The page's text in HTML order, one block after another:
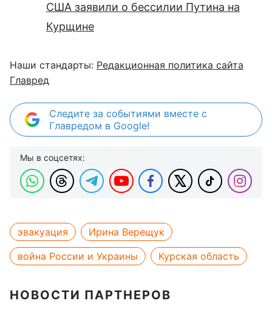
США заявили о бессилии Путина на
Курщине
Наши стандарты: Редакционная политика сайта
Главред
Следите за событиями вместе с
Главредом в Google!
Мы в соцсетях:
эвакуация
Ирина Верещук
война России и Украины
Курская область
НОВОСТИ ПАРТНЕРОВ